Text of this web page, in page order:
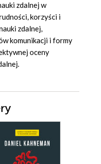
zdalnej w
korzyści i
zdalnej,
komunikacji i formy
oceny